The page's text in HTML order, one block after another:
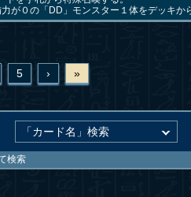
０の「DD」モンスター１体をデッキか
5 › »
検索